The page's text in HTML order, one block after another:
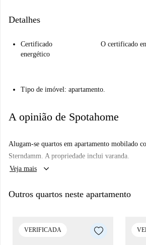
Detalhes
Certificado
energético
O certificado
Tipo de imóvel: apartamento.
A opinião de Spotahome
Alugam-se quartos em apartamento mobilado
Sterndamm. A propriedade inclui varanda.
Veja mais
keyboard_arrow_down
Outros quartos neste apartamento
VERIFICADA